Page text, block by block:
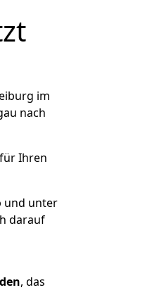
im
nach
Ihren
und unter
darauf
, das